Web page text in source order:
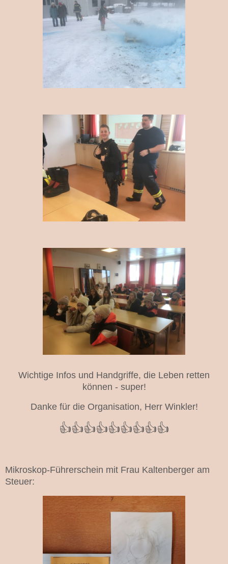
Wichtige Infos und Handgriffe, die Leben retten
können - super!
Danke für die Organisation, Herr Winkler!
👍👍👍👍👍👍👍👍👍
Mikroskop-Führerschein mit Frau Kaltenberger am
Steuer: